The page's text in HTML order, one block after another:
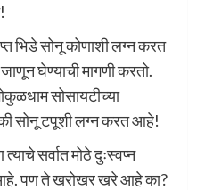
भिडे सोनू कोणाशी लग्न करत
घेण्याची मागणी करतो.
सोसायटीच्या
सोनू टपूशी लग्न करत आहे!
सर्वात मोठे दुःस्वप्न
पण ते खरोखर खरे आहे का?